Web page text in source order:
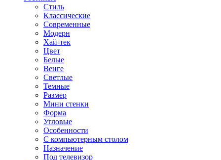
Стиль
Классические
Современные
Модерн
Хай-тек
Цвет
Белые
Венге
Светлые
Темные
Размер
Мини стенки
Форма
Угловые
Особенности
С компьютерным столом
Назначение
Под телевизор